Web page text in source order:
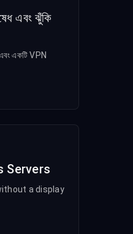
এবং ঝুঁকি
একটি VPN
Servers
a display